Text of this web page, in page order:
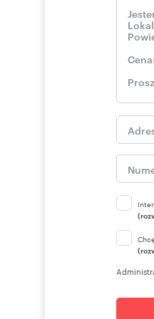
Wyposażenie:
klimatyzacja,
Dodatkowe atuty:
Altana
Studnia
Parking:
Bliskość